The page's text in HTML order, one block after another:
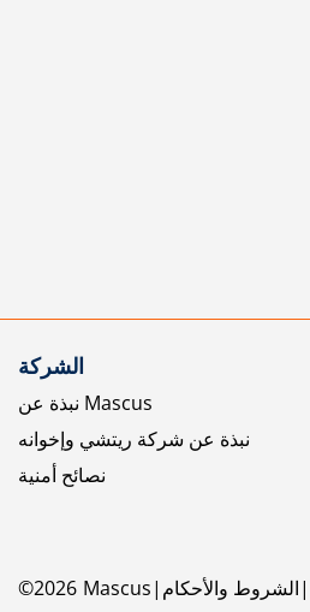
الشركة
نبذة عن Mascus
نبذة عن شركة ريتشي وإخوانه
نصائح أمنية
©2026 Mascus الشروط والأحكام